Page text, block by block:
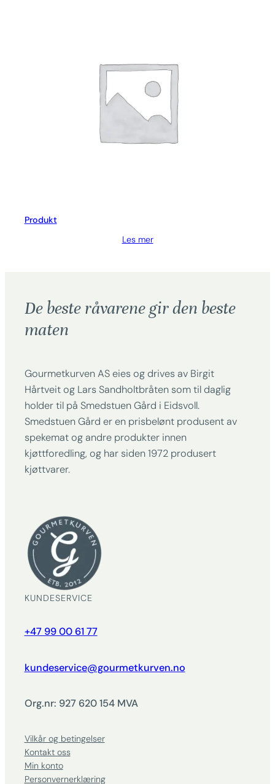
Produkt
Les mer
De beste råvarene gir den beste
maten
Gourmetkurven AS eies og drives av Birgit
Hårtveit og Lars Sandholtbråten som til daglig
holder til på Smedstuen Gård i Eidsvoll.
Smedstuen Gård er en prisbelønt produsent av
spekemat og andre produkter innen
kjøttforedling, og har siden 1972 produsert
kjøttvarer.
KUNDESERVICE
+47 99 00 61 77
kundeservice@gourmetkurven.no
Org.nr: 927 620 154 MVA
Vilkår og betingelser
Kontakt oss
Min konto
Personvernerklæring